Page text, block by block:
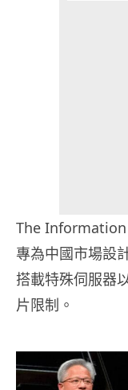
The Information
專為中國市場設
搭載特殊伺服器
片限制。